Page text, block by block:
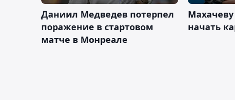
Даниил Медведев потерпел
поражение в стартовом
матче в Монреале
начать